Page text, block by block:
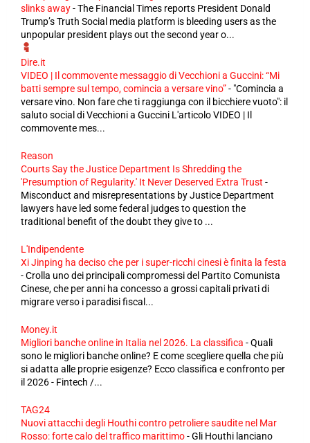
slinks away-The Financial Times reports President Donald
Trump’s Truth Social media platform is bleeding users as the
unpopular president plays out the second year o...
Dire.it
VIDEO | Il commovente messaggio di Vecchioni a Guccini: “Mi
batti sempre sul tempo, comincia a versare vino”- "Comincia a
versare vino. Non fare che ti raggiunga con il bicchiere vuoto": il
saluto social di Vecchioni a Guccini L'articolo VIDEO | Il
commovente mes...
Reason
Courts Say the Justice Department Is Shredding the
'Presumption of Regularity.' It Never Deserved Extra Trust -
Misconduct and misrepresentations by Justice Department
lawyers have led some federal judges to question the
traditional benefit of the doubt they give to ...
L'Indipendente
Xi Jinping ha deciso che per i super-ricchi cinesi è finita la festa
-Crolla uno dei principali compromessi del Partito Comunista
Cinese, che per anni ha concesso a grossi capitali privati di
migrare verso i paradisi fiscal...
Money.it
Migliori banche online in Italia nel 2026. La classifica -Quali
sono le migliori banche online? E come scegliere quella che più
si adatta alle proprie esigenze? Ecco classifica e confronto per
il 2026 - Fintech /...
TAG24
Nuovi attacchi degli Houthi contro petroliere saudite nel Mar
Rosso: forte calo del traffico marittimo-Gli Houthi lanciano